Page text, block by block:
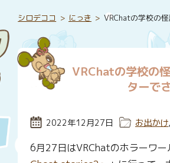
シロデココ にっき VRChatの学校の
VRChatの学校の
ターで
投稿日:
2022年12月27日 カテゴリ
お出かけ,
6月27日はVRChatのホラーワー